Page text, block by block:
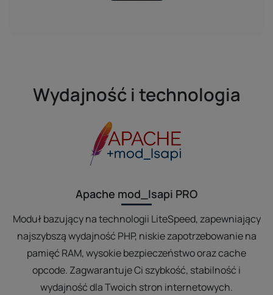
Wydajność i technologia
Apache mod_lsapi PRO
Moduł bazujący na technologii LiteSpeed, zapewniający
najszybszą wydajność PHP, niskie zapotrzebowanie na
pamięć RAM, wysokie bezpieczeństwo oraz cache
opcode. Zagwarantuje Ci szybkość, stabilność i
wydajność dla Twoich stron internetowych.